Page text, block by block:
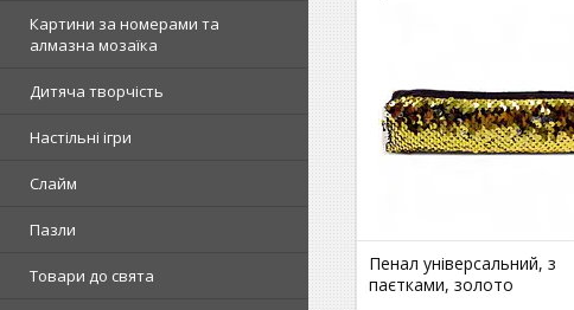
Картини за номерами та
алмазна мозаїка
Дитяча творчість
Настільні ігри
Слайм
Пазли
Товари до свята
Пенал універсальний, з
паєтками, золото